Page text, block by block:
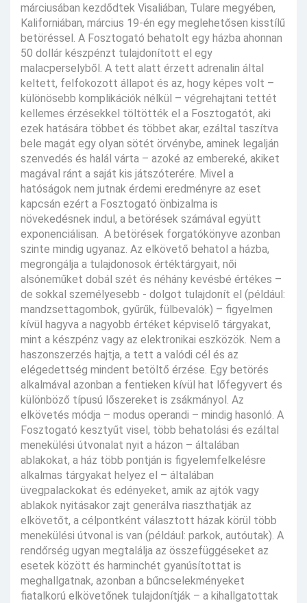
márciusában kezdődtek Visaliában, Tulare megyében,
Kaliforniában, március 19-én egy meglehetősen kisstílű
betöréssel. A Fosztogató behatolt egy házba ahonnan
50 dollár készpénzt tulajdonított el egy
malacperselyből. A tett alatt érzett adrenalin által
keltett, felfokozott állapot és az, hogy képes volt –
különösebb komplikációk nélkül – végrehajtani tettét
kellemes érzésekkel töltötték el a Fosztogatót, aki
ezek hatására többet és többet akar, ezáltal taszítva
bele magát egy olyan sötét örvénybe, aminek legalján
szenvedés és halál várta – azoké az embereké, akiket
magával ránt a saját kis játszóterére. Mivel a
hatóságok nem jutnak érdemi eredményre az eset
kapcsán ezért a Fosztogató önbizalma is
növekedésnek indul, a betörések számával együtt
exponenciálisan. A betörések forgatókönyve azonban
szinte mindig ugyanaz. Az elkövető behatol a házba,
megrongálja a tulajdonosok értéktárgyait, női
alsóneműket dobál szét és néhány kevésbé értékes –
de sokkal személyesebb - dolgot tulajdonít el (például:
mandzsettagombok, gyűrűk, fülbevalók) – figyelmen
kívül hagyva a nagyobb értéket képviselő tárgyakat,
mint a készpénz vagy az elektronikai eszközök. Nem a
haszonszerzés hajtja, a tett a valódi cél és az
elégedettség mindent betöltő érzése. Egy betörés
alkalmával azonban a fentieken kívül hat lőfegyvert és
különböző típusú lőszereket is zsákmányol. Az
elkövetés módja – modus operandi – mindig hasonló. A
Fosztogató kesztyűt visel, több behatolási és ezáltal
menekülési útvonalat nyit a házon – általában
ablakokat, a ház több pontján is figyelemfelkelésre
alkalmas tárgyakat helyez el – általában
üvegpalackokat és edényeket, amik az ajtók vagy
ablakok nyitásakor zajt generálva riaszthatják az
elkövetőt, a célpontként választott házak körül több
menekülési útvonal is van (például: parkok, autóutak). A
rendőrség ugyan megtalálja az összefüggéseket az
esetek között és harminchét gyanúsítottat is
meghallgatnak, azonban a bűncselekményeket
fiatalkorú elkövetőnek tulajdonítják – a kihallgatottak